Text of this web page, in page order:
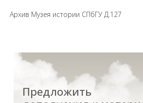
Архив Музея истории СПбГУ Д.127
Предложить
Уважаемые универсанты и гости! Если
вы заметили неточность в опубликованных
сведениях, пожалуйста, сообщите об этом
на электронный адрес
pro@spbu.ru